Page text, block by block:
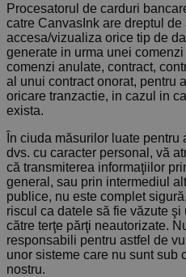
Procesatorul de carduri
catre CanvasInk are dreptul de
accesa/vizualiza orice tip de
generate in urma unei comenzi
comenzi anulate, contract,
al unui contract onorat, pentru
oricare tranzactie, in cazul in
exista.
În ciuda măsurilor luate pentru
dvs. cu caracter personal, vă
că transmiterea informaţiilor
general, sau prin intermediul
publice, nu este complet
riscul ca datele să fie văzute şi
către terţe părţi neautorizate.
responsabili pentru astfel de
unor sisteme care nu sunt sub
nostru.